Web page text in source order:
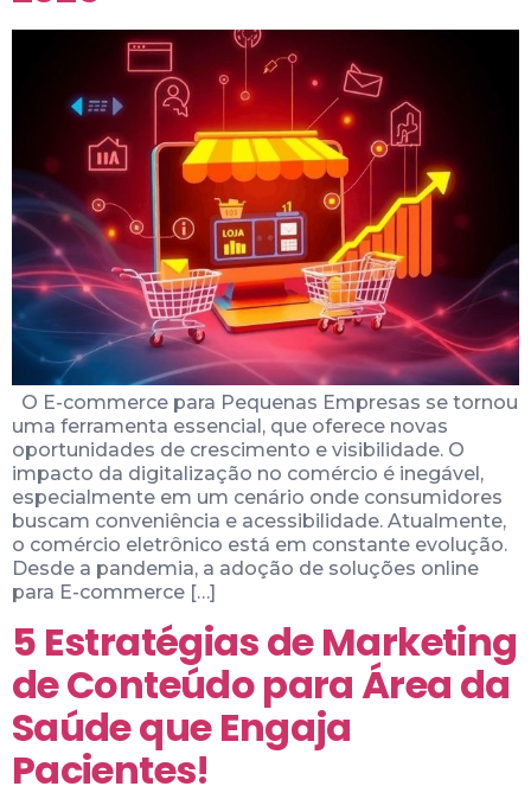
O E-commerce para Pequenas Empresas se tornou
uma ferramenta essencial, que oferece novas
oportunidades de crescimento e visibilidade. O
impacto da digitalização no comércio é inegável,
especialmente em um cenário onde consumidores
buscam conveniência e acessibilidade. Atualmente,
o comércio eletrônico está em constante evolução.
Desde a pandemia, a adoção de soluções online
para E-commerce […]
5 Estratégias de Marketing
de Conteúdo para Área da
Saúde que Engaja
Pacientes!